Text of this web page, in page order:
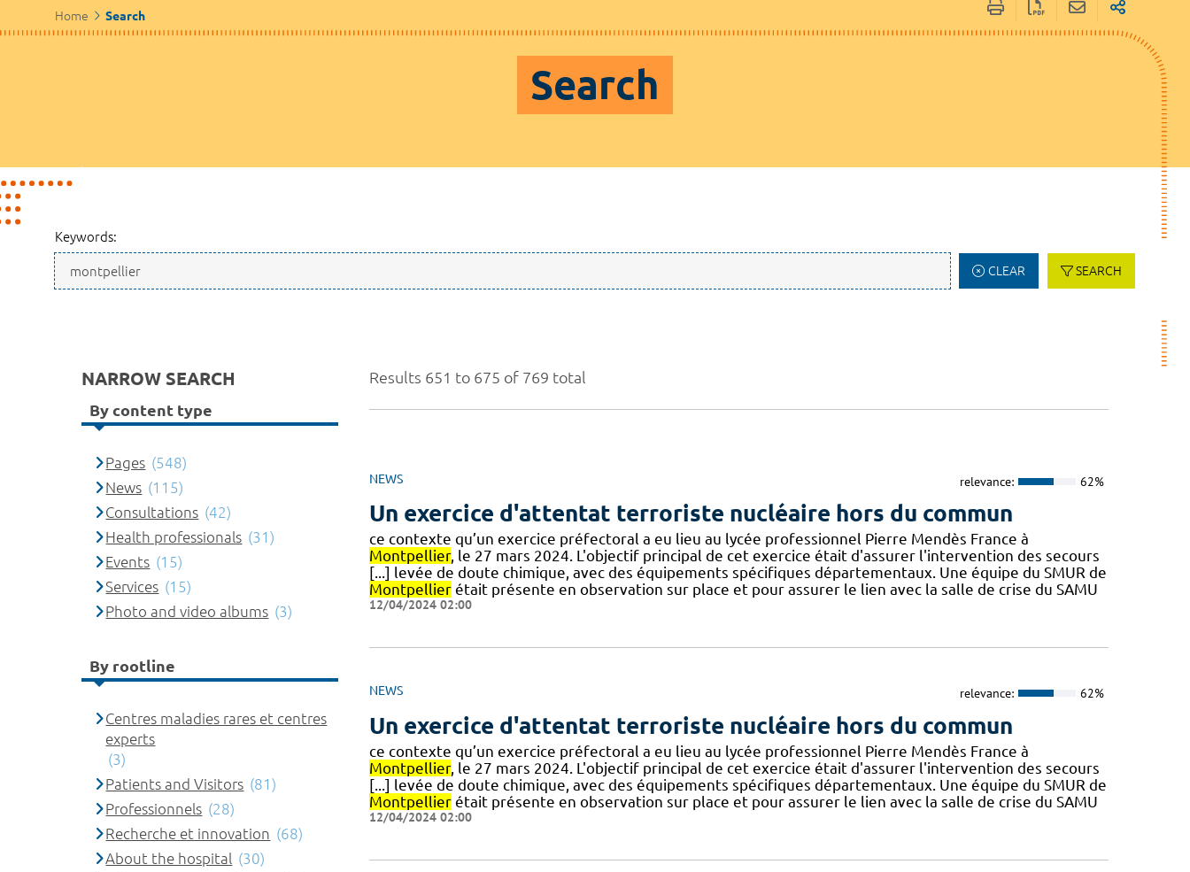
Home Search
Search
Keywords:
CLEAR SEARCH
Results 651 to 675 of 769 total
NEWS relevance: 62%
Un exercice d'attentat terroriste nucléaire hors du commun
ce contexte qu’un exercice préfectoral a eu lieu au lycée professionnel Pierre Mendès France à
Montpellier, le 27 mars 2024. L'objectif principal de cet exercice était d'assurer l'intervention des secours
[...] levée de doute chimique, avec des équipements spécifiques départementaux. Une équipe du SMUR de
Montpellierétait présente en observation sur place et pour assurer le lien avec la salle de crise du SAMU
12/04/2024 02:00
NEWS relevance: 62%
Un exercice d'attentat terroriste nucléaire hors du commun
ce contexte qu’un exercice préfectoral a eu lieu au lycée professionnel Pierre Mendès France à
Montpellier, le 27 mars 2024. L'objectif principal de cet exercice était d'assurer l'intervention des secours
[...] levée de doute chimique, avec des équipements spécifiques départementaux. Une équipe du SMUR de
Montpellierétait présente en observation sur place et pour assurer le lien avec la salle de crise du SAMU
12/04/2024 02:00
NARROW SEARCH
By content type
Pages (548)
News (115)
Consultations (42)
Health professionals (31)
Events (15)
Services (15)
Photo and video albums (3)
By rootline
Centres maladies rares et centres
experts
(3)
Patients and Visitors (81)
Professionnels (28)
Recherche et innovation (68)
About the hospital (30)